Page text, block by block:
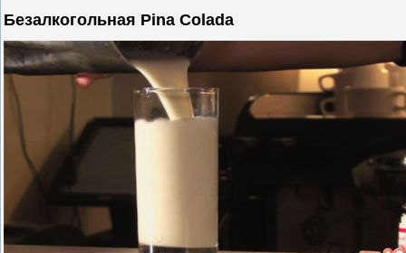
Безалкогольная Pina Colada